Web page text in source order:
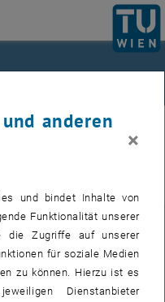
anderen
×
und bindet Inhalte von
Funktionalität unserer
die Zugriffe auf unserer
für soziale Medien
zu können. Hierzu ist es
Dienstanbieter